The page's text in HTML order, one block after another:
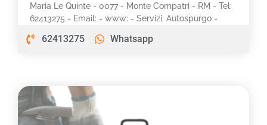
Maria Le Quinte - 0077 - Monte Compatri - RM - Tel:
62413275 - Email: - www: - Servizi: Autospurgo -
62413275 Whatsapp